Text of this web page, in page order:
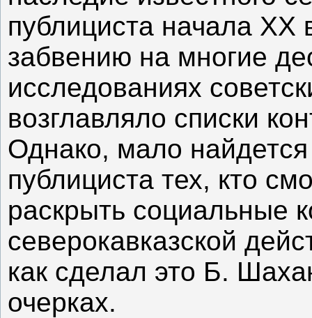
публициста начала
забвению на многие
исследованиях
возглавляло списки
Однако, мало
публициста тех, кто
раскрыть социальные
северокавказской
как сделал это Б.
очерках.